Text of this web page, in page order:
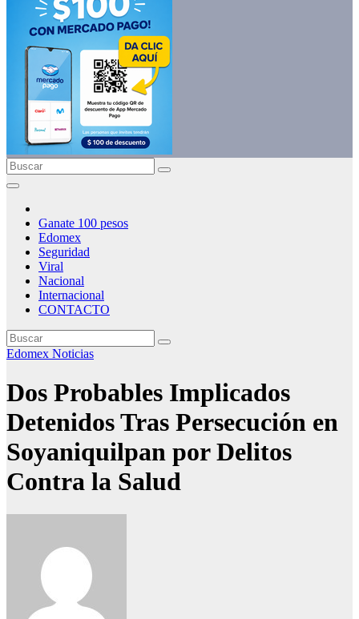
Ganate 100 pesos
Edomex
Seguridad
Viral
Nacional
Internacional
CONTACTO
Edomex Noticias
Dos Probables Implicados
Detenidos Tras Persecución en
Soyaniquilpan por Delitos
Contra la Salud